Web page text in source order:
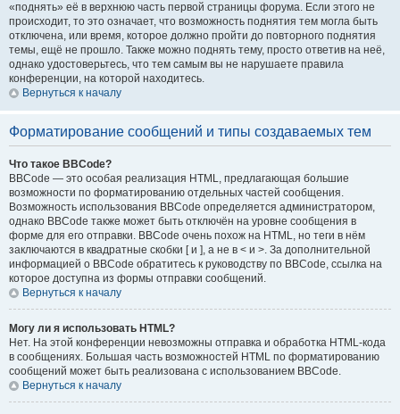
«поднять» её в верхнюю часть первой страницы форума. Если этого не
происходит, то это означает, что возможность поднятия тем могла быть
отключена, или время, которое должно пройти до повторного поднятия
темы, ещё не прошло. Также можно поднять тему, просто ответив на неё,
однако удостоверьтесь, что тем самым вы не нарушаете правила
конференции, на которой находитесь.
Вернуться к началу
Форматирование сообщений и типы создаваемых тем
Что такое BBCode?
BBCode — это особая реализация HTML, предлагающая большие
возможности по форматированию отдельных частей сообщения.
Возможность использования BBCode определяется администратором,
однако BBCode также может быть отключён на уровне сообщения в
форме для его отправки. BBCode очень похож на HTML, но теги в нём
заключаются в квадратные скобки [ и ], а не в < и >. За дополнительной
информацией о BBCode обратитесь к руководству по BBCode, ссылка на
которое доступна из формы отправки сообщений.
Вернуться к началу
Могу ли я использовать HTML?
Нет. На этой конференции невозможны отправка и обработка HTML-кода
в сообщениях. Большая часть возможностей HTML по форматированию
сообщений может быть реализована с использованием BBCode.
Вернуться к началу